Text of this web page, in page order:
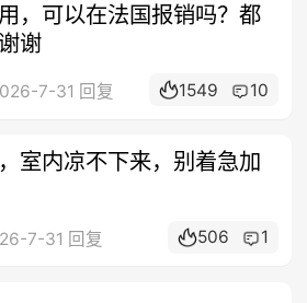
，可以在法国报销吗？都
谢
7-31 回复 1549 10
室内凉不下来，别着急加
7-31 回复 506 1